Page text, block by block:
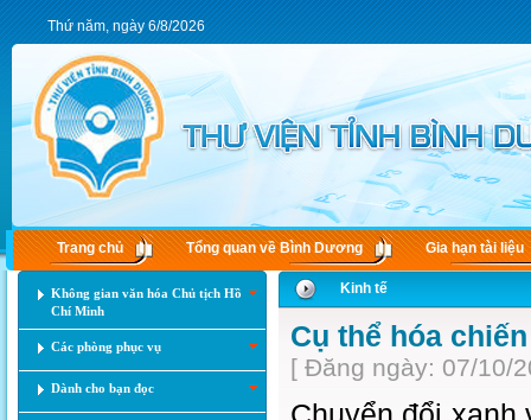
Thứ năm, ngày 6/8/2026
Trang chủ Tổng quan về Bình Dương Gia hạn tài liệu
Không gian văn hóa Chủ tịch Hồ
Chí Minh
Các phòng phục vụ
Dành cho bạn đọc
Kinh tế
Cụ thể hóa
[ Đăng ngày: 07/10/